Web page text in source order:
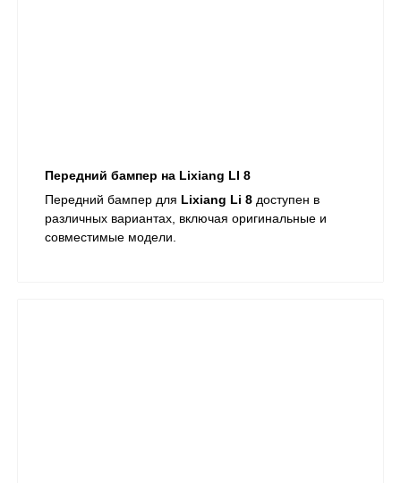
Передний бампер на Lixiang LI 8
Передний бампер для Lixiang Li 8 доступен в
различных вариантах, включая оригинальные и
совместимые модели.